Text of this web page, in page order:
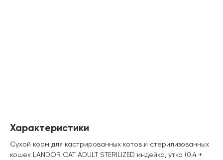
Характеристики
Сухой корм для кастрированных котов и стерилизованных
кошек LANDOR CAT ADULT STERILIZED индейка, утка (0,4 +